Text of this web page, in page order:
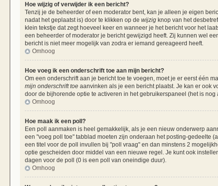
Hoe wijzig of verwijder ik een bericht?
Tenzij je de beheerder of een moderator bent, kan je alleen je eigen
nadat het geplaatst is) door te klikken op de wijzig knop van het
klein tekstje dat zegt hoeveel keer en wanneer je het bericht voor het
een beheerder of moderator je bericht gewijzigd heeft. Zij kunnen wel
bericht is niet meer mogelijk van zodra er iemand gereageerd heeft.
Omhoog
Hoe voeg ik een onderschrift toe aan mijn bericht?
Om een onderschrift aan je bericht toe te voegen, moet je er eerst één
mijn onderschrift toe aanvinken als je een bericht plaatst. Je kan er ook
door de bijhorende optie te activeren in het gebruikerspaneel (het is
Omhoog
Hoe maak ik een poll?
Een poll aanmaken is heel gemakkelijk, als je een nieuw onderwerp
een "voeg poll toe" tabblad moeten zijn onderaan het posting-gedeelte
een titel voor de poll invullen bij "poll vraag" en dan minstens 2
optie gescheiden door middel van een nieuwe regel. Je kunt ook
dagen voor de poll (0 is een poll van oneindige duur).
Omhoog